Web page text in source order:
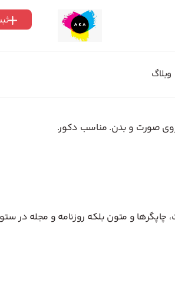
وبلاگ
روی صورت و بدن. مناسب دکور.
و متون بلکه روزنامه و مجله در